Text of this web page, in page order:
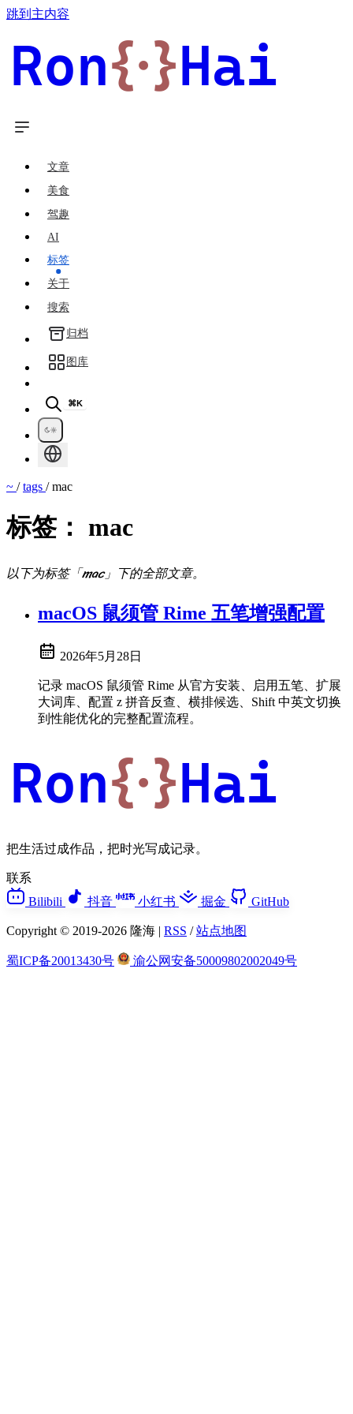
跳到主内容
Ron{·}Hai
文章
美食
驾趣
AI
标签
关于
搜索
归档
图库
⌘K
~ /tags /mac
标签： mac
以下为标签「mac」下的全部文章。
macOS 鼠须管 Rime 五笔增强配置
2026年5月28日
记录 macOS 鼠须管 Rime 从官方安装、启用五笔、扩展
大词库、配置 z 拼音反查、横排候选、Shift 中英文切换
到性能优化的完整配置流程。
Ron{·}Hai
把生活过成作品，把时光写成记录。
联系
Bilibili
抖音 小红书 掘金 GitHub
Copyright © 2019-2026 隆海 | RSS /站点地图
蜀ICP备20013430号 渝公网安备50009802002049号